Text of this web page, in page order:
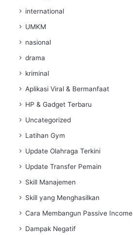
international
UMKM
nasional
drama
kriminal
Aplikasi Viral & Bermanfaat
HP & Gadget Terbaru
Uncategorized
Latihan Gym
Update Olahraga Terkini
Update Transfer Pemain
Skill Manajemen
Skill yang Menghasilkan
Cara Membangun Passive Income
Dampak Negatif